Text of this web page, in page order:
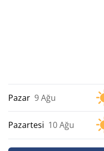
Pazar 9 Ağu
Pazartesi 10 Ağu